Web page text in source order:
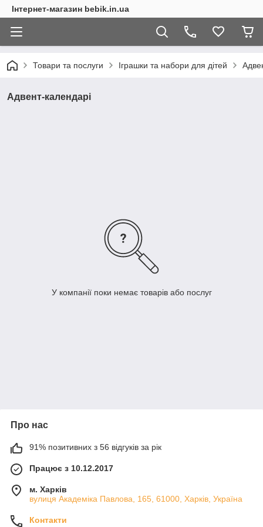
Інтернет-магазин bebik.in.ua
Товари та послуги Іграшки та набори для дітей
Адвент-календарі
У компанії поки немає товарів або послуг
Про нас
91% позитивних з 56 відгуків за рік
Працює з 10.12.2017
м. Харків
вулиця Академіка Павлова, 165, 61000, Харків, Україна
Контакти